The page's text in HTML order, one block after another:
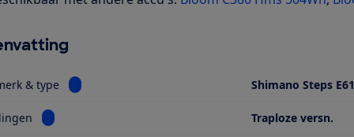
& type Bekijk informatie voor Motor, merk & typeShimano Steps
Bekijk informatie voor Versnellingen Traploze versn.